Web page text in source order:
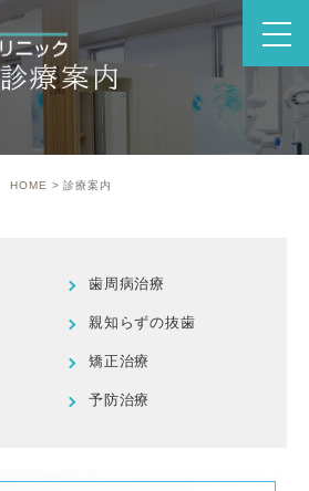
診療案内
HOME 診療案内
歯周病治療
親知らずの抜歯
矯正治療
予防治療